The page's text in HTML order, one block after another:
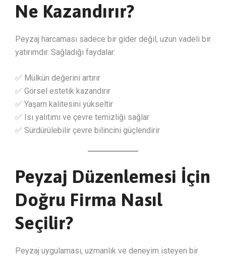
Ne Kazandırır?
Peyzaj harcaması sadece bir gider değil, uzun vadeli bir
yatırımdır. Sağladığı faydalar:
✅ Mülkün değerini artırır
✅ Görsel estetik kazandırır
✅ Yaşam kalitesini yükseltir
✅ Isı yalıtımı ve çevre temizliği sağlar
✅ Sürdürülebilir çevre bilincini güçlendirir
Peyzaj Düzenlemesi İçin
Doğru Firma Nasıl
Seçilir?
Peyzaj uygulaması, uzmanlık ve deneyim isteyen bir